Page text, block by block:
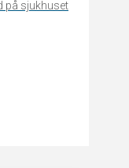
på sjukhuset